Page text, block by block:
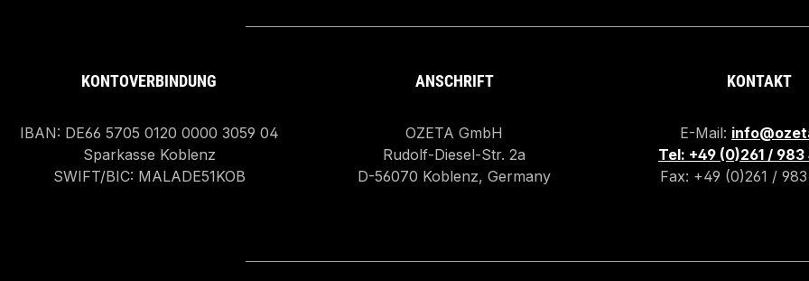
KONTOVERBINDUNG
IBAN: DE66 5705 0120 0000 3059 04
Sparkasse Koblenz
SWIFT/BIC: MALADE51KOB
ANSCHRIFT
OZETA GmbH
Rudolf-Diesel-Str. 2a
D-56070 Koblenz, Germany
KONTAKT
E-Mail:
Tel: +49 (0)261 /
Fax: +49 (0)261 /